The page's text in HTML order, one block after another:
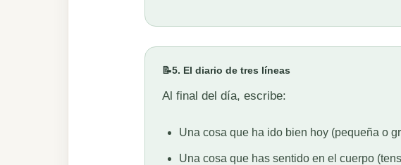
📝5. El diario de tres líneas
Al final del día, escribe:
Una cosa que ha ido bien hoy (pequeña o
Una cosa que has sentido en el cuerpo